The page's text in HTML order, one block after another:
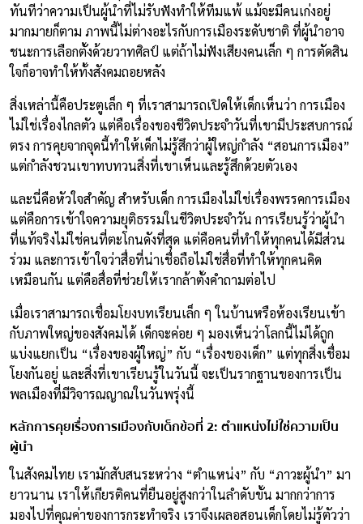
ทันทีว่าความเป็นผู้นำที่ไม่รับฟังทำให้ทีมแพ้ แม้จะมีคนเก่งอยู่
มากมายก็ตาม ภาพนี้ไม่ต่างอะไรกับการเมืองระดับชาติ ที่ผู้นำอาจ
ชนะการเลือกตั้งด้วยวาทศิลป์ แต่ถ้าไม่ฟังเสียงคนเล็ก ๆ การตัดสิน
ใจก็อาจทำให้ทั้งสังคมถอยหลัง
สิ่งเหล่านี้คือประตูเล็ก ๆ ที่เราสามารถเปิดให้เด็กเห็นว่า การเมือง
ไม่ใช่เรื่องไกลตัว แต่คือเรื่องของชีวิตประจำวันที่เขามีประสบการณ์
ตรง การคุยจากจุดนี้ทำให้เด็กไม่รู้สึกว่าผู้ใหญ่กำลัง “สอนการเมือง”
แต่กำลังชวนเขาทบทวนสิ่งที่เขาเห็นและรู้สึกด้วยตัวเอง
และนี่คือหัวใจสำคัญ สำหรับเด็ก การเมืองไม่ใช่เรื่องพรรคการเมือง
แต่คือการเข้าใจความยุติธรรมในชีวิตประจำวัน การเรียนรู้ว่าผู้นำ
ที่แท้จริงไม่ใช่คนที่ตะโกนดังที่สุด แต่คือคนที่ทำให้ทุกคนได้มีส่วน
ร่วม และการเข้าใจว่าสื่อที่น่าเชื่อถือไม่ใช่สื่อที่ทำให้ทุกคนคิด
เหมือนกัน แต่คือสื่อที่ช่วยให้เรากล้าตั้งคำถามต่อไป
เมื่อเราสามารถเชื่อมโยงบทเรียนเล็ก ๆ ในบ้านหรือห้องเรียนเข้า
กับภาพใหญ่ของสังคมได้ เด็กจะค่อย ๆ มองเห็นว่าโลกนี้ไม่ได้ถูก
แบ่งแยกเป็น “เรื่องของผู้ใหญ่” กับ “เรื่องของเด็ก” แต่ทุกสิ่งเชื่อม
โยงกันอยู่ และสิ่งที่เขาเรียนรู้ในวันนี้ จะเป็นรากฐานของการเป็น
พลเมืองที่มีวิจารณญาณในวันพรุ่งนี้
หลักการคุยเรื่องการเมืองกับเด็กข้อที่ 2: ตำแหน่งไม่ใช่ความเป็น
ผู้นำ
ในสังคมไทย เรามักสับสนระหว่าง “ตำแหน่ง” กับ “ภาวะผู้นำ” มา
ยาวนาน เราให้เกียรติคนที่ยืนอยู่สูงกว่าในลำดับขั้น มากกว่าการ
มองไปที่คุณค่าของการกระทำจริง เราจึงเผลอสอนเด็กโดยไม่รู้ตัวว่า